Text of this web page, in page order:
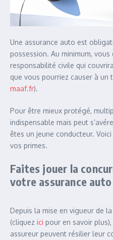
Une assurance auto est
possession. Au minimum,
responsabilité civile qui
que vous pourriez causer à un
maaf.fr).
Pour être mieux protégé,
indispensable mais peut
êtes un jeune conducteur.
vos primes.
Faites jouer la
votre assurance auto
Depuis la mise en vigueur de
(cliquez ici pour en savoir
assureur peuvent résilier leur